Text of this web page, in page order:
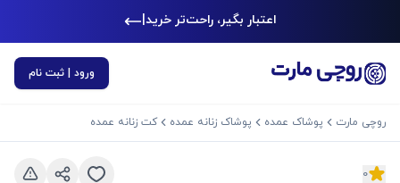
اعتبار بگیر، راحت‌تر خرید کن|
ورود | ثبت نام
روچی مارت پوشاک عمده پوشاک زنانه عمده کت زنانه عمده
0